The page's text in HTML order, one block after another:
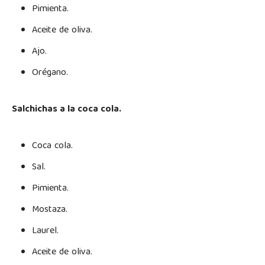
Pimienta.
Aceite de oliva.
Ajo.
Orégano.
Salchichas a la coca cola.
Coca cola.
Sal.
Pimienta.
Mostaza.
Laurel.
Aceite de oliva.